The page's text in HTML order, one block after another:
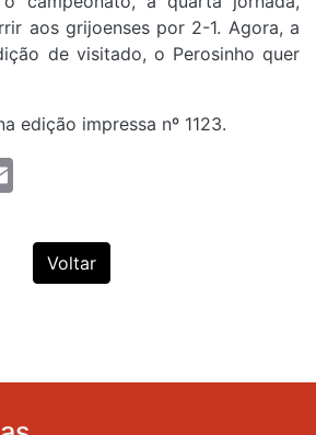
aos grijoenses por 2-1. Agora, a
de visitado, o Perosinho quer
edição impressa nº 1123.
Voltar